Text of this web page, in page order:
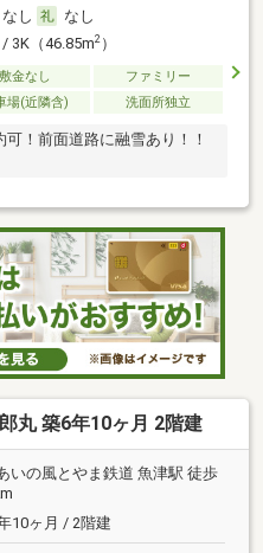
なし
なし
/ 3K（46.85m2）
敷金なし
ファミリー
場(近隣含) 洗面所独立
！前面道路に融雪あり！！
丸 築6年10ヶ月 2階建
いの風とやま鉄道 魚津駅 徒歩
10ヶ月 / 2階建